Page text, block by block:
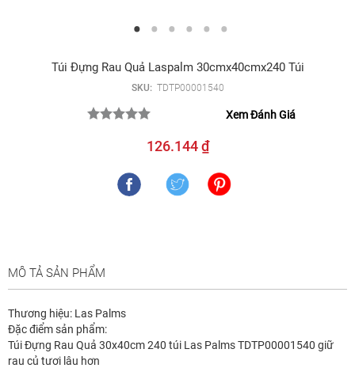
Túi Đựng Rau Quả Laspalm 30cmx40cmx240 Túi
SKU: TDTP00001540
Xem Đánh Giá
126.144 ₫
MÔ TẢ SẢN PHẨM
Thương hiệu: Las Palms
Đặc điểm sản phẩm:
Túi Đựng Rau Quả 30x40cm 240 túi Las Palms TDTP00001540 giữ
rau củ tươi lâu hơn